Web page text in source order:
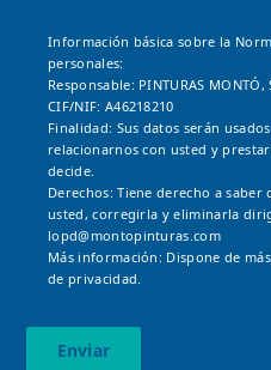
Información básica sobre la
personales:
Responsable: PINTURAS MONTÓ,
CIF/NIF: A46218210
Finalidad: Sus datos serán
relacionarnos con usted y
decide.
Derechos: Tiene derecho a
usted, corregirla y eliminarla
lopd@montopinturas.com
Más información: Dispone de
de privacidad.
Enviar